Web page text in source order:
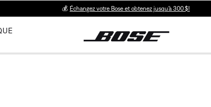
💰 Échangez votre Bose et obtenez jusqu’à 300 $!